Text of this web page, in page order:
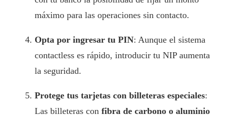
máximo para las operaciones sin contacto.
Opta por ingresar tu PIN: Aunque el sistema
contactless es rápido, introducir tu NIP aumenta
la seguridad.
Protege tus tarjetas con billeteras especiales:
Las billeteras con fibra de carbono o aluminio